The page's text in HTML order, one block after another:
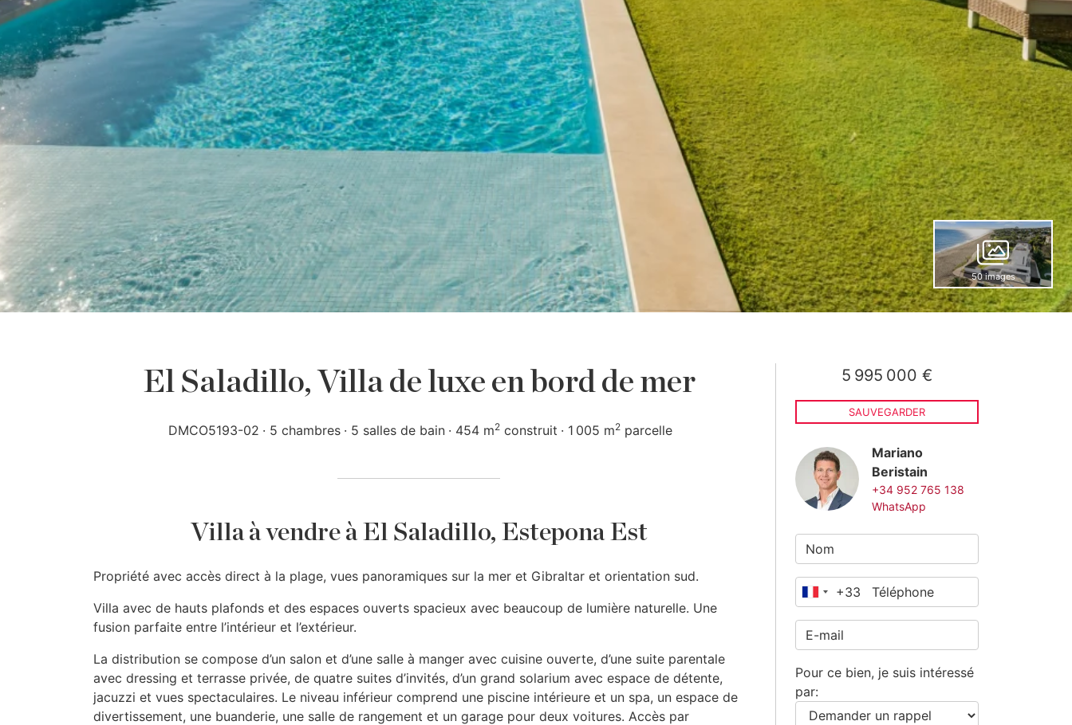
50 images
El Saladillo, Villa de luxe en bord de mer
DMCO5193-02 5 chambres 5 salles de bain 454 m2 construit 1 005 m2 parcelle
Villa à vendre à El Saladillo, Estepona Est
Propriété avec accès direct à la plage, vues panoramiques sur la mer et Gibraltar et orientation sud.
Villa avec de hauts plafonds et des espaces ouverts spacieux avec beaucoup de lumière naturelle. Une
fusion parfaite entre l’intérieur et l’extérieur.
La distribution se compose d’un salon et d’une salle à manger avec cuisine ouverte, d’une suite parentale
avec dressing et terrasse privée, de quatre suites d’invités, d’un grand solarium avec espace de détente,
jacuzzi et vues spectaculaires. Le niveau inférieur comprend une piscine intérieure et un spa, un espace de
divertissement, une buanderie, une salle de rangement et un garage pour deux voitures. Accès par
5 995 000 €
SAUVEGARDER
Mariano
Beristain
+34 952 765 138
WhatsApp
France
+33
Pour ce bien, je suis intéressé
par: